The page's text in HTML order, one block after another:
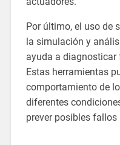
Por último, el uso de
la simulación y
ayuda a
Estas herramientas
comportamiento de
diferentes
prever posibles fallos